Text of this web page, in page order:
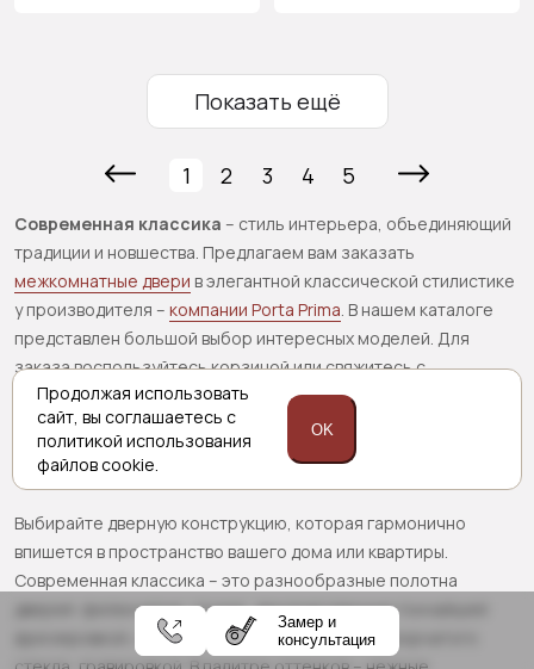
Показать ещё
1 2 3 4 5
Современная классика – стиль интерьера, объединяющий
традиции и новшества. Предлагаем вам заказать
межкомнатные двери в элегантной классической стилистике
у производителя – компании Porta Prima. В нашем каталоге
представлен большой выбор интересных моделей. Для
заказа воспользуйтесь корзиной или свяжитесь с
менеджером. Контакты – на сайте.
Коллекции дверей в стиле современной
классики
Выбирайте дверную конструкцию, которая гармонично
впишется в пространство вашего дома или квартиры.
Современная классика – это разнообразные полотна
дверей: филенчатые, глухие, декорированные тончайшей
фрезеровкой, со вставками из матового или узорчатого
Замер и
консультация
Продолжая использовать
сайт, вы соглашаетесь с
политикой использования
файлов cookie.
OK